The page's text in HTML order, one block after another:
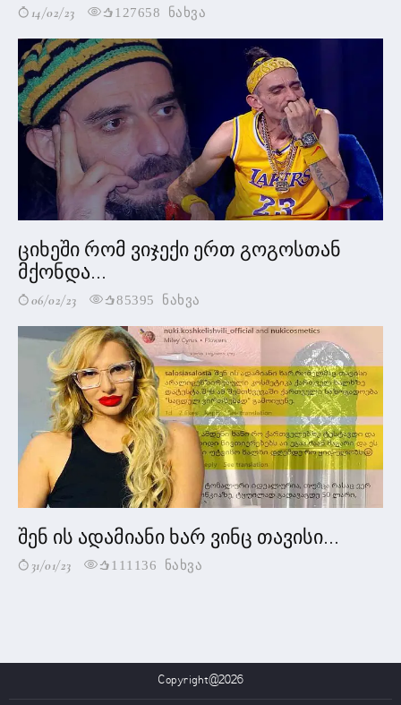
14/02/23 127658 ნახვა
ციხეში რომ ვიჯექი ერთ გოგოსთან
მქონდა...
06/02/23 85395 ნახვა
შენ ის ადამიანი ხარ ვინც თავისი...
31/01/23 111136 ნახვა
Copyright@2026